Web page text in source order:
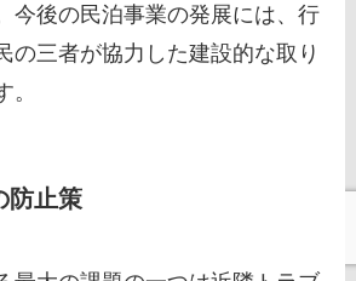
今後の民泊事業の発展には、行
の三者が協力した建設的な取り
。
防止策